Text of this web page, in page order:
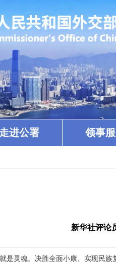
走进公署 领事
新华社评论
灵魂。决胜全面小康、实现民族